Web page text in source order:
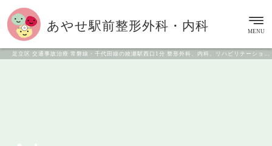
足立区 交通事故治療 常磐線・千代田線の綾瀬駅西口1分 整形外科、内科、リハビリテーション科
あやせ駅前整形外科・内科 MENU